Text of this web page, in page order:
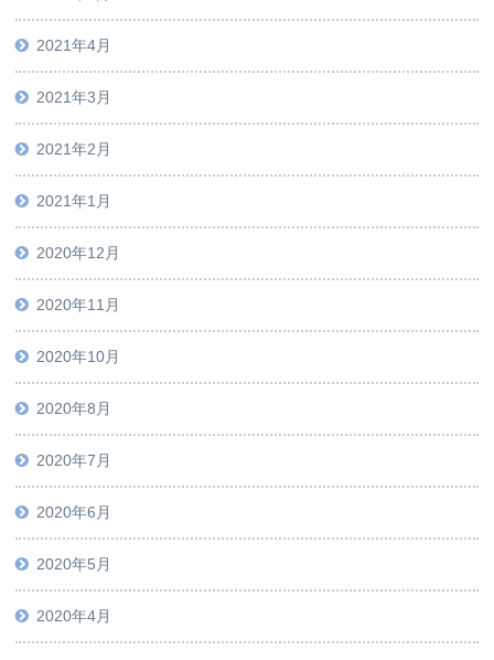
2021年4月
2021年3月
2021年2月
2021年1月
2020年12月
2020年11月
2020年10月
2020年8月
2020年7月
2020年6月
2020年5月
2020年4月